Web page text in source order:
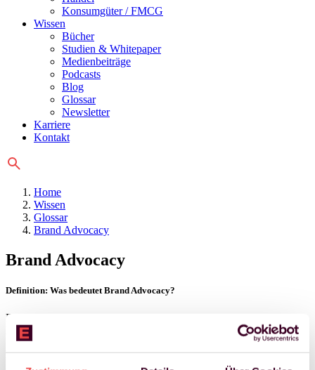
Konsumgüter / FMCG
Wissen
Bücher
Studien & Whitepaper
Medienbeiträge
Podcasts
Blog
Glossar
Newsletter
Karriere
Kontakt
Home
Wissen
Glossar
Brand Advocacy
Brand Advocacy
Definition: Was bedeutet Brand Advocacy?
Brand Advocacy kennzeichnet das Verhalten von Kunden, für eine
Marke Partei zu ergreifen.
Dies kann dadurch erfolgen, dass Kunden